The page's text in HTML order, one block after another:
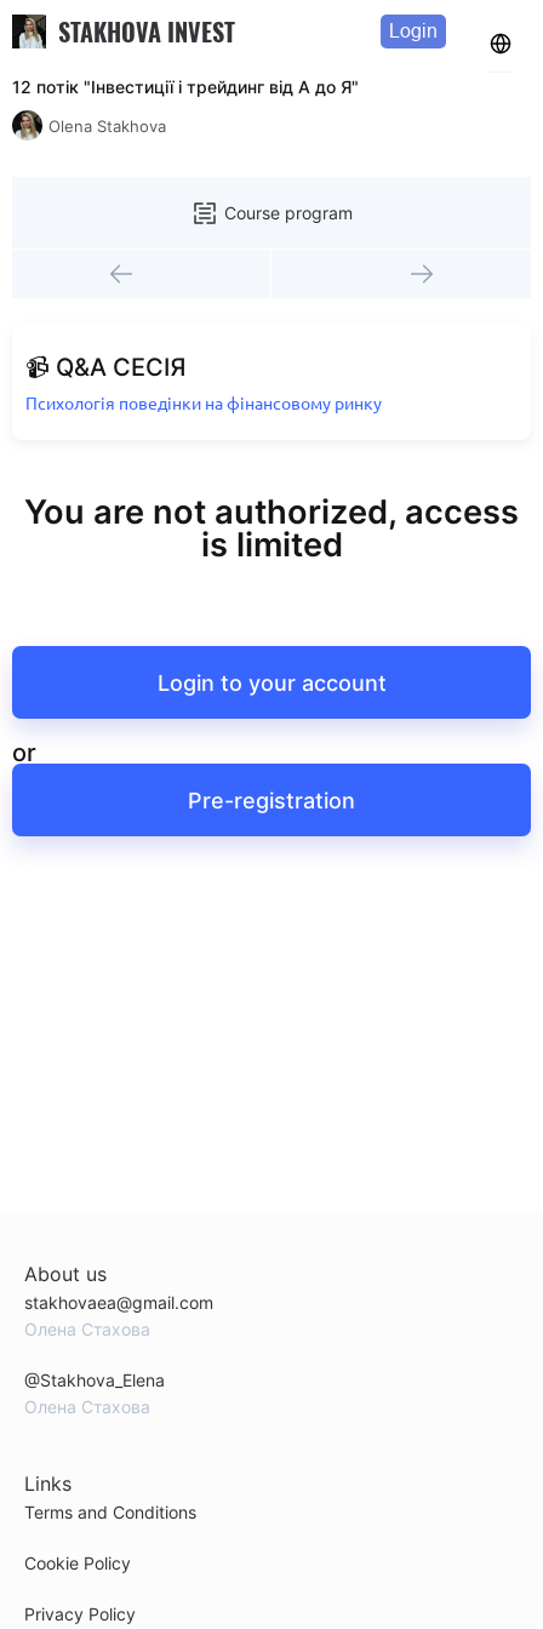
STAKHOVA INVEST Login
12 потік "Інвестиції і трейдинг від А до Я"
Olena Stakhova
Course program
📹 Q&A СЕСІЯ
Психологія поведінки на фінансовому ринку
You are not authorized, access
is limited
Login to your account
or
Pre-registration
About us
stakhovaea@gmail.com
Олена Стахова
@Stakhova_Elena
Олена Стахова
Links
Terms and Conditions
Cookie Policy
Privacy Policy